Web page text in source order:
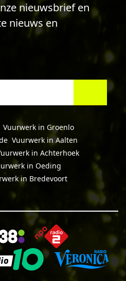
nieuwsbrief en
nieuws en
Vuurwerk in Groenlo
Vuurwerk in Aalten
in Achterhoek
in Oeding
in Bredevoort